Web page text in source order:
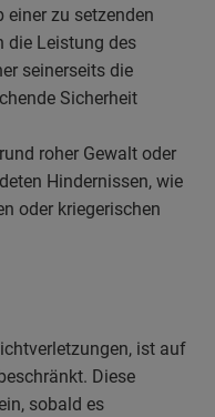
einer zu setzenden
die Leistung des
seinerseits die
Sicherheit
roher Gewalt oder
Hindernissen, wie
oder kriegerischen
ist auf
Diese
sobald es